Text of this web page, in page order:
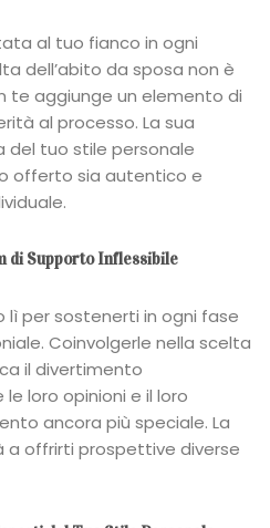
al tuo fianco in ogni
dell’abito da sposa non è
te aggiunge un elemento di
al processo. La sua
tuo stile personale
offerto sia autentico e
di Supporto Inflessibile
lì per sostenerti in ogni fase
Coinvolgerle nella scelta
il divertimento
le loro opinioni e il loro
ancora più speciale. La
a offrirti prospettive diverse